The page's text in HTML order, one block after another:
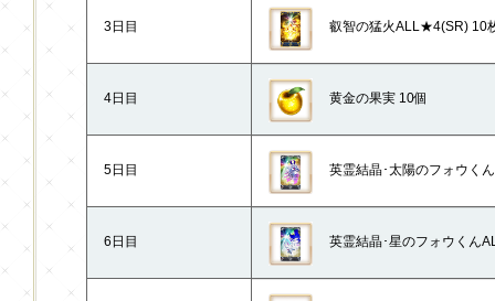
3日目 叡智の猛火ALL★4(SR) 10
4日目 黄金の果実 10個
5日目 英霊結晶･太陽のフォウく
6日目 英霊結晶･星のフォウくん